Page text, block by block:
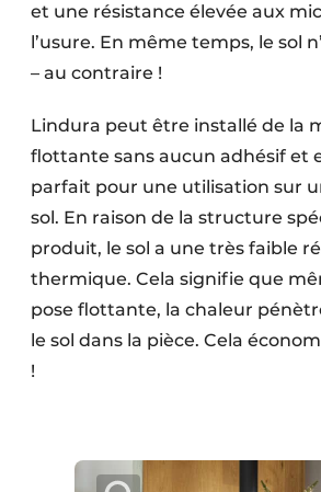
et une résistance élevée aux
l’usure. En même temps, le sol
– au contraire !
Lindura peut être installé de la
flottante sans aucun adhésif et
parfait pour une utilisation sur
sol. En raison de la structure
produit, le sol a une très faible
thermique. Cela signifie que
pose flottante, la chaleur
le sol dans la pièce. Cela
!